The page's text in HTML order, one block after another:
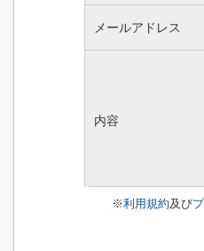
メールアドレス
内容
※利用規約及び